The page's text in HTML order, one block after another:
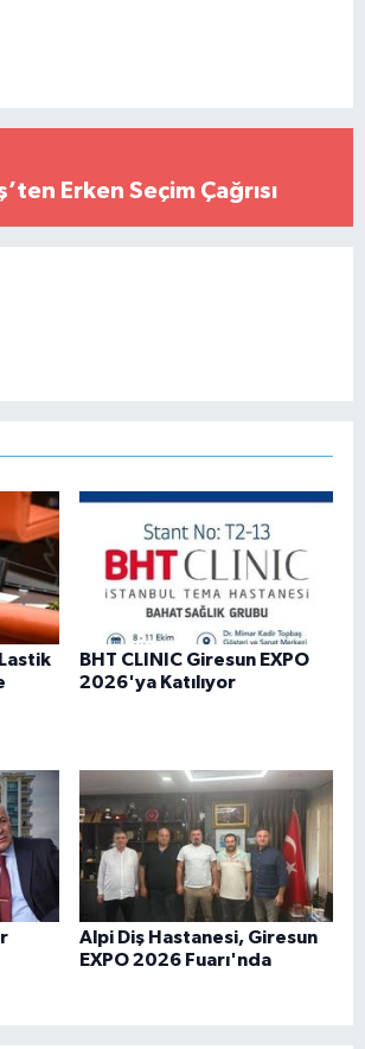
Erken Seçim Çağrısı
BHT CLINIC Giresun EXPO
2026'ya Katılıyor
Alpi Diş Hastanesi, Giresun
EXPO 2026 Fuarı'nda